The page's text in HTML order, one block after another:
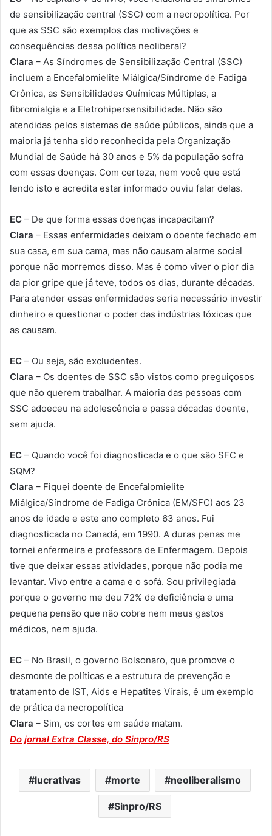
de sensibilização central (SSC) com a necropolítica. Por
que as SSC são exemplos das motivações e
consequências dessa política neoliberal?
Clara – As Síndromes de Sensibilização Central (SSC)
incluem a Encefalomielite Miálgica/Síndrome de Fadiga
Crônica, as Sensibilidades Químicas Múltiplas, a
fibromialgia e a Eletrohipersensibilidade. Não são
atendidas pelos sistemas de saúde públicos, ainda que a
maioria já tenha sido reconhecida pela Organização
Mundial de Saúde há 30 anos e 5% da população sofra
com essas doenças. Com certeza, nem você que está
lendo isto e acredita estar informado ouviu falar delas.
EC – De que forma essas doenças incapacitam?
Clara – Essas enfermidades deixam o doente fechado em
sua casa, em sua cama, mas não causam alarme social
porque não morremos disso. Mas é como viver o pior dia
da pior gripe que já teve, todos os dias, durante décadas.
Para atender essas enfermidades seria necessário investir
dinheiro e questionar o poder das indústrias tóxicas que
as causam.
EC – Ou seja, são excludentes.
Clara – Os doentes de SSC são vistos como preguiçosos
que não querem trabalhar. A maioria das pessoas com
SSC adoeceu na adolescência e passa décadas doente,
sem ajuda.
EC – Quando você foi diagnosticada e o que são SFC e
SQM?
Clara – Fiquei doente de Encefalomielite
Miálgica/Síndrome de Fadiga Crônica (EM/SFC) aos 23
anos de idade e este ano completo 63 anos. Fui
diagnosticada no Canadá, em 1990. A duras penas me
tornei enfermeira e professora de Enfermagem. Depois
tive que deixar essas atividades, porque não podia me
levantar. Vivo entre a cama e o sofá. Sou privilegiada
porque o governo me deu 72% de deficiência e uma
pequena pensão que não cobre nem meus gastos
médicos, nem ajuda.
EC – No Brasil, o governo Bolsonaro, que promove o
desmonte de políticas e a estrutura de prevenção e
tratamento de IST, Aids e Hepatites Virais, é um exemplo
de prática da necropolítica
Clara – Sim, os cortes em saúde matam.
Do jornal Extra Classe, do Sinpro/RS
lucrativas morte neoliberalismo
Sinpro/RS